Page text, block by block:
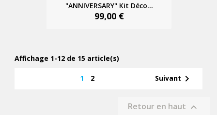
"ANNIVERSARY" Kit Déco...
99,00 €
Affichage 1-12 de 15 article(s)
1 2 Suivant 
Retour en haut 